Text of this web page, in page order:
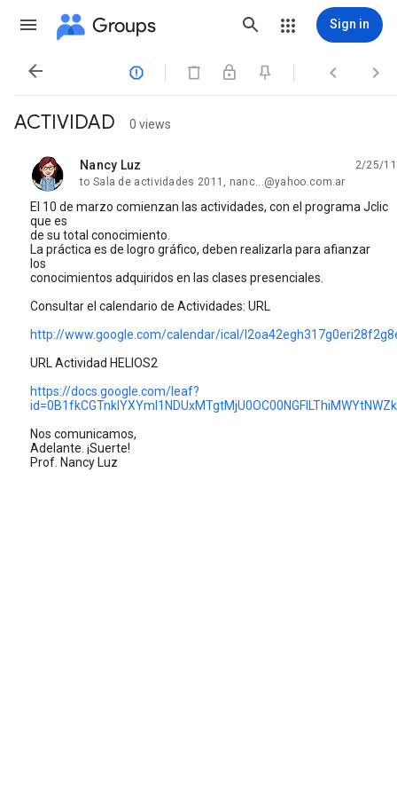
Groups Sign in
   
ACTIVIDAD 0 views
Nancy Luz
unread,
2/25/11
to Sala de actividades 2011, nanc...@yahoo.com.ar
El 10 de marzo comienzan las actividades, con el programa Jclic
que es
de su total conocimiento.
La práctica es de logro gráfico, deben realizarla para afianzar
los
conocimientos adquiridos en las clases presenciales.
Consultar el calendario de Actividades: URL
http://www.google.com/calendar/ical/
URL Actividad HELIOS2
https://docs.google.com/leaf?
Nos comunicamos,
Adelante. ¡Suerte!
Prof. Nancy Luz